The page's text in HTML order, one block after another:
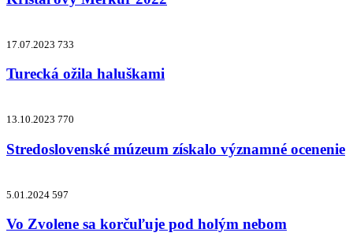
17.07.2023 733
Turecká ožila haluškami
13.10.2023 770
Stredoslovenské múzeum získalo významné ocenenie
5.01.2024 597
Vo Zvolene sa korčuľuje pod holým nebom